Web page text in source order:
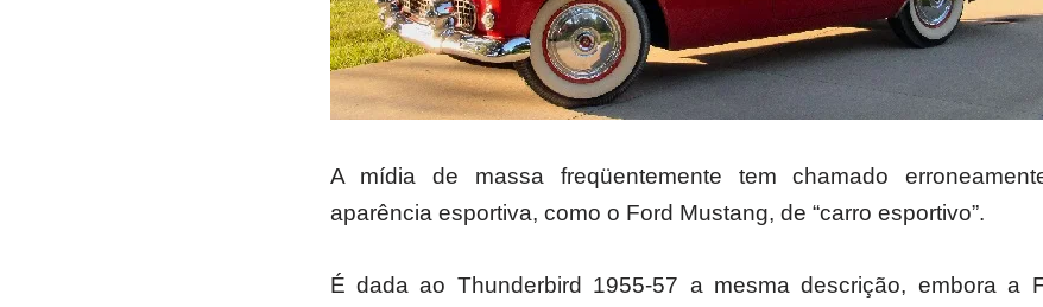
A mídia de massa freqüentemente tem chamado
aparência esportiva, como o Ford Mustang, de “carro esportivo”.
É dada ao Thunderbird 1955-57 a mesma descrição, embora a